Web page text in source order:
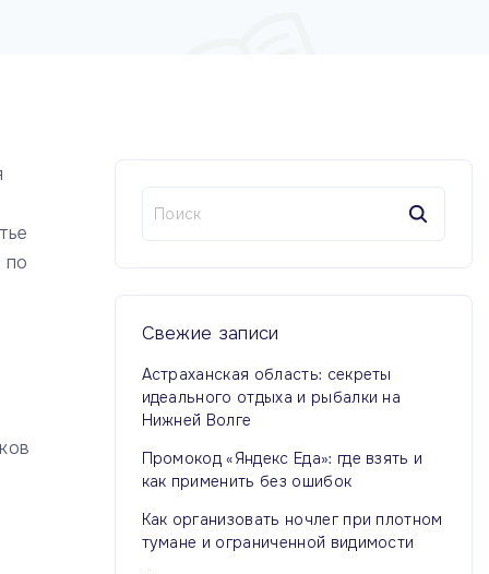
по
т
и
Свежие записи
Астраханская область: секреты
идеального отдыха и рыбалки на
Нижней Волге
Промокод «Яндекс Еда»: где взять и
как применить без ошибок
Как организовать ночлег при плотном
тумане и ограниченной видимости